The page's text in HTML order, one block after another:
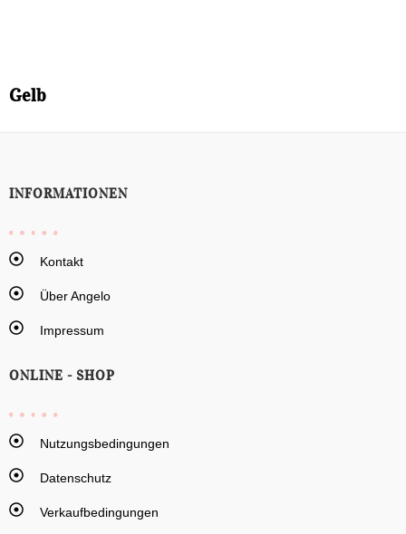
Gelb
INFORMATIONEN
Kontakt
Über Angelo
Impressum
ONLINE - SHOP
Nutzungsbedingungen
Datenschutz
Verkaufbedingungen